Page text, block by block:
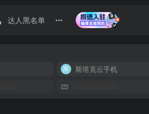
达人黑名单
斯塔克云手机